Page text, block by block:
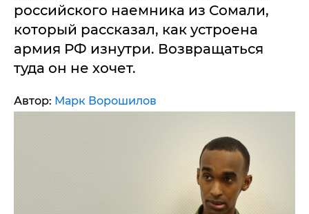
российского наемника из Сомали,
который рассказал, как устроена
армия РФ изнутри. Возвращаться
туда он не хочет.
Автор: Марк Ворошилов